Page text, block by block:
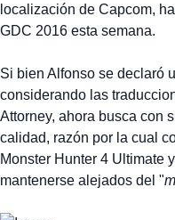
localización de Capcom,
GDC 2016 esta semana.
Si bien Alfonso se declaró
considerando las
Attorney, ahora busca con
calidad, razón por la cual
Monster Hunter 4 Ultimate
mantenerse alejados del "